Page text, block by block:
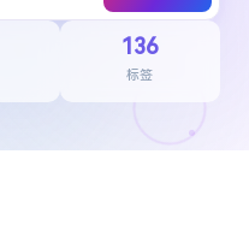
136
标签